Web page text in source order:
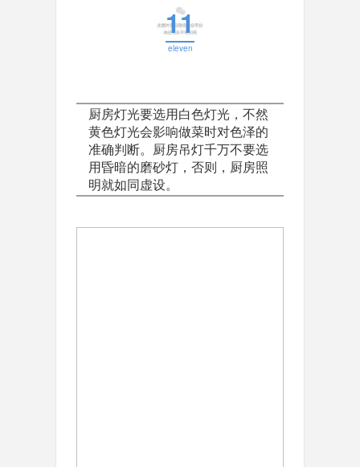
11
eleven
厨房灯光要选用白色灯光，不然
黄色灯光会影响做菜时对色泽的
准确判断。厨房吊灯千万不要选
用昏暗的磨砂灯，否则，厨房照
明就如同虚设。